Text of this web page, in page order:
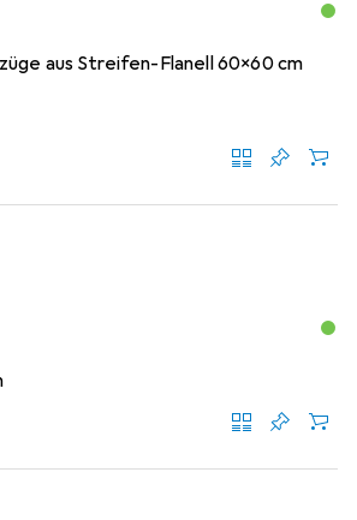
aus Streifen-Flanell 60x60 cm